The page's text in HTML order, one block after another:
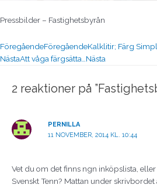
Pressbilder – Fastighetsbyrån
FöregåendeFöregåendeKalklitir; Färg
NästaAtt våga färgsätta… Nästa
2 reaktioner på
PERNILLA
11 NOVEMBER, 2014 KL. 10:44
Vet du om det finns ngn inköpslista,
Svenskt Tenn? Mattan under